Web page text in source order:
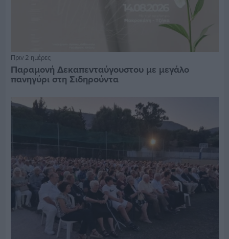
Πριν 2 ημέρες
Παραμονή Δεκαπενταύγουστου με μεγάλο
πανηγύρι στη Σιδηρούντα